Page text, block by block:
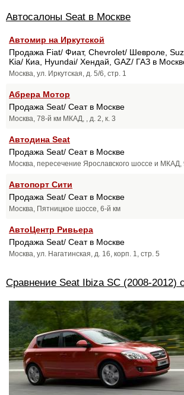
Автосалоны Seat в Москве
Автомир на Иркутской
Продажа Fiat/ Фиат, Chevrolet/ Шевроле,
Kia/ Киа, Hyundai/ Хендай, GAZ/ ГАЗ в
Москва, ул. Иркутская, д. 5/6, стр. 1
Абрера Мотор
Продажа Seat/ Сеат в Москве
Москва, 78-й км МКАД, , д. 2, к. 3
Автодина Seat
Продажа Seat/ Сеат в Москве
Москва, пересечение Ярославского шоссе и МКАД,
Автопорт Сити
Продажа Seat/ Сеат в Москве
Москва, Пятницкое шоссе, 6-й км
АвтоЦентр Ривьера
Продажа Seat/ Сеат в Москве
Москва, ул. Нагатинская, д. 16, корп. 1, стр. 5
Сравнение Seat Ibiza SC (2008-2012)